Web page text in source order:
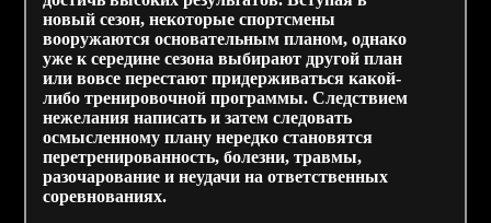
новый сезон, некоторые спортсмены
вооружаются основательным планом, однако
уже к середине сезона выбирают другой план
или вовсе перестают придерживаться какой-
либо тренировочной программы. Следствием
нежелания написать и затем следовать
осмысленному плану нередко становятся
перетренированность, болезни, травмы,
разочарование и неудачи на ответственных
соревнованиях.